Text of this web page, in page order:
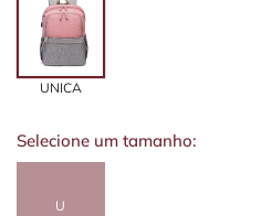
UNICA
Selecione um tamanho:
U